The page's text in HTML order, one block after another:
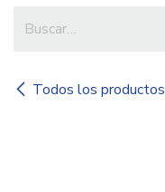
Todos los productos